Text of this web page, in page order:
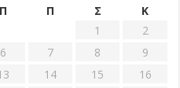
Π Π Σ
Κ
1
2
6 7 8
9
14 15
16